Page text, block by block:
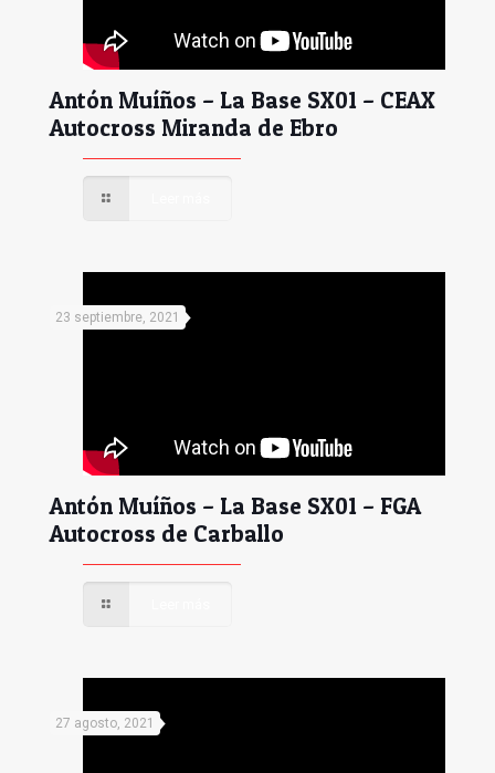
Antón Muíños – La Base SX01 – CEAX
Autocross Miranda de Ebro
23 septiembre, 2021
Antón Muíños – La Base SX01 – FGA
Autocross de Carballo
27 agosto, 2021